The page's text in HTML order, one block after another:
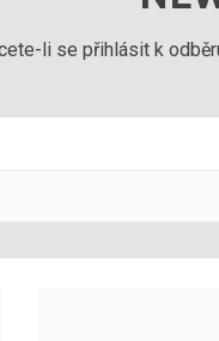
li se přihlásit k